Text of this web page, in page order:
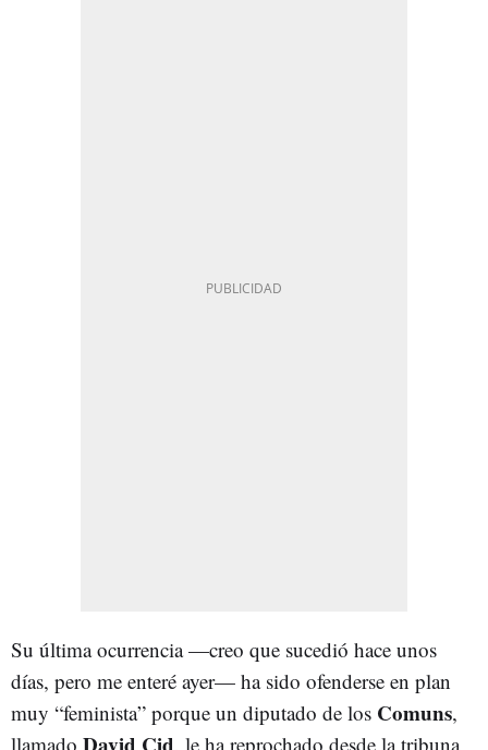
Su última ocurrencia —creo que sucedió hace unos
días, pero me enteré ayer— ha sido ofenderse en plan
muy “feminista” porque un diputado de los Comuns,
llamado David Cid, le ha reprochado desde la tribuna